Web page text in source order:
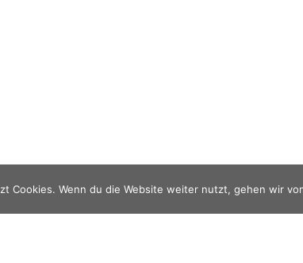
Cookies. Wenn du die Website weiter nutzt, gehen wir